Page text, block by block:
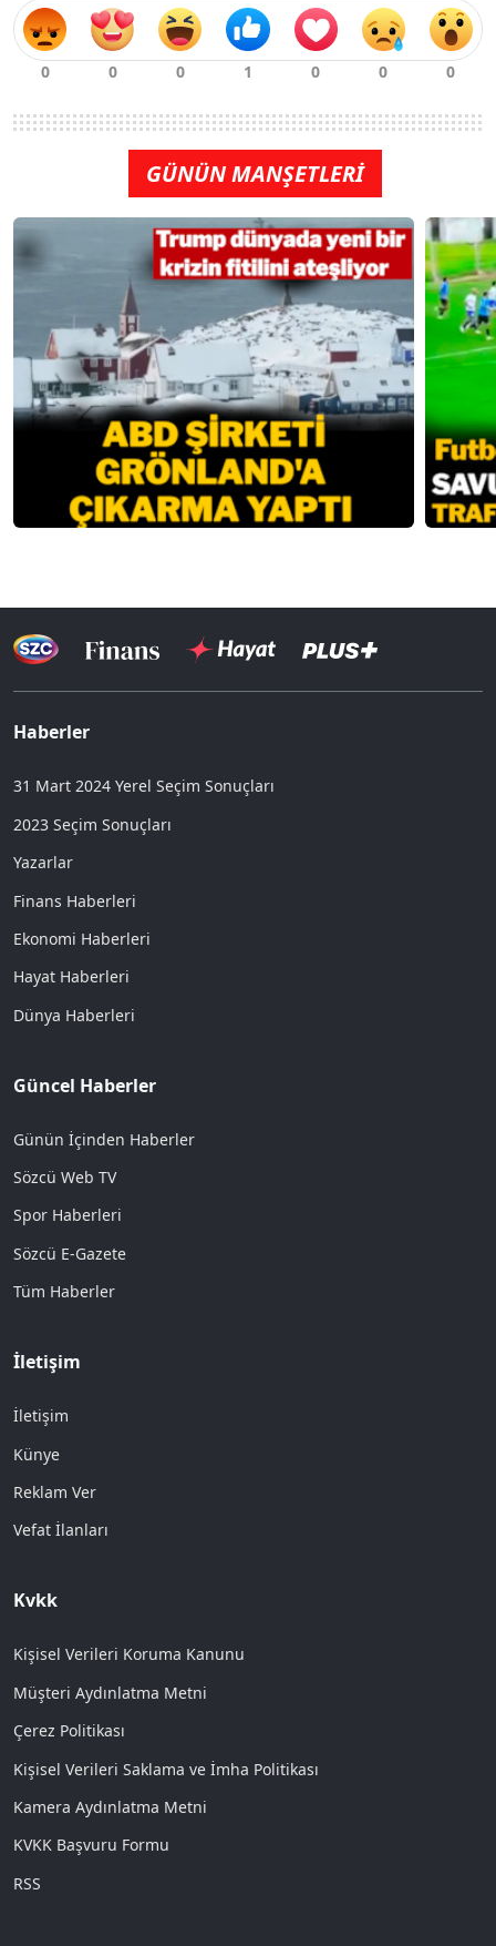
GÜNÜN MANŞETLERİ
Haberler
31 Mart 2024 Yerel Seçim Sonuçları
2023 Seçim Sonuçları
Yazarlar
Finans Haberleri
Ekonomi Haberleri
Hayat Haberleri
Dünya Haberleri
Güncel Haberler
Günün İçinden Haberler
Sözcü Web TV
Spor Haberleri
Sözcü E-Gazete
Tüm Haberler
İletişim
İletişim
Künye
Reklam Ver
Vefat İlanları
Kvkk
Kişisel Verileri Koruma Kanunu
Müşteri Aydınlatma Metni
Çerez Politikası
Kişisel Verileri Saklama ve İmha Politikası
Kamera Aydınlatma Metni
KVKK Başvuru Formu
RSS